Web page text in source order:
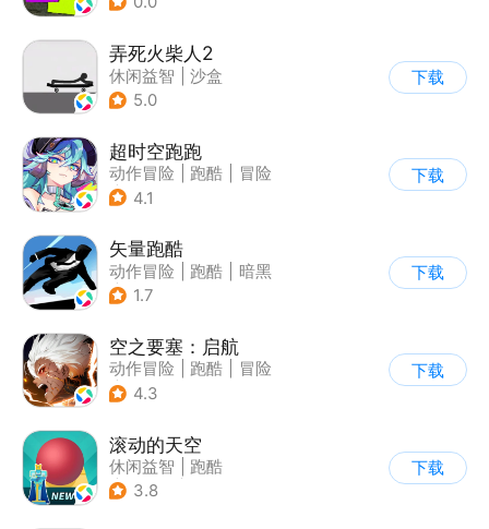
弄死火柴人2
休闲益智
沙盒
5.0
下载
超时空跑跑
动作冒险 跑酷
冒险
| 沙盒
4.1
下载
矢量跑酷
动作冒险 跑酷
暗黑
| 通关
1.7
下载
空之要塞：启航
动作冒险 跑酷
冒险
| 剧情
4.3
下载
滚动的天空
休闲益智
跑酷
| 女性向
3.8
下载